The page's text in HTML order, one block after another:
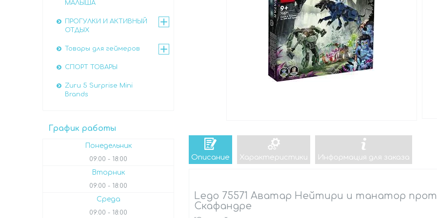
Описание Характеристики Информация для заказа
Lego 75571 Аватар Нейтири и танатор
Скафандре
МАЛЫША
ПРОГУЛКИ И АКТИВНЫЙ
ОТДЫХ
Товары для геймеров
СПОРТ ТОВАРЫ
Zuru 5 Surprise Mini
Brands
График работы
Понедельник
09:00 18:00
Вторник
09:00 18:00
Среда
09:00 18:00